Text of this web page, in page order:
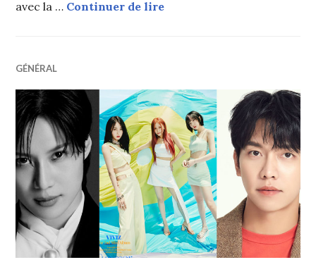
avec la … Continuer de lireLee Seung Gi coupe les
GÉNÉRAL